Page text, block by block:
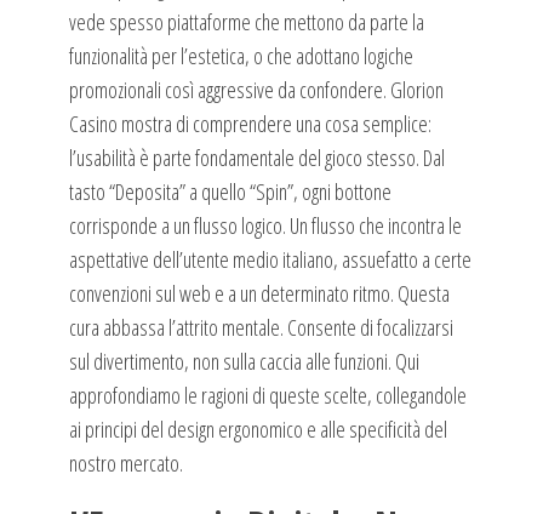
vede spesso piattaforme che mettono da parte la
funzionalità per l’estetica, o che adottano logiche
promozionali così aggressive da confondere. Glorion
Casino mostra di comprendere una cosa semplice:
l’usabilità è parte fondamentale del gioco stesso. Dal
tasto “Deposita” a quello “Spin”, ogni bottone
corrisponde a un flusso logico. Un flusso che incontra le
aspettative dell’utente medio italiano, assuefatto a certe
convenzioni sul web e a un determinato ritmo. Questa
cura abbassa l’attrito mentale. Consente di focalizzarsi
sul divertimento, non sulla caccia alle funzioni. Qui
approfondiamo le ragioni di queste scelte, collegandole
ai principi del design ergonomico e alle specificità del
nostro mercato.